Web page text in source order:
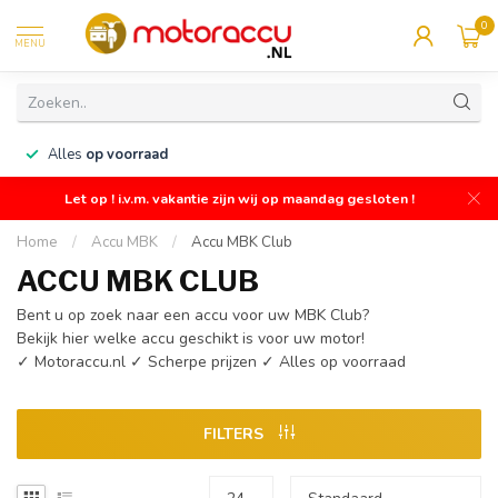
MENU
0
Alles op voorraad
Let op ! i.v.m. vakantie zijn wij op maandag gesloten !
Home / Accu MBK / Accu MBK Club
ACCU MBK CLUB
Bent u op zoek naar een accu voor uw MBK Club?
Bekijk hier welke accu geschikt is voor uw motor!
✓ Motoraccu.nl ✓ Scherpe prijzen ✓ Alles op voorraad
FILTERS